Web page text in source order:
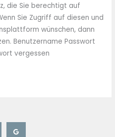
die Sie berechtigt auf
Sie Zugriff auf diesen und
wünschen, dann
Benutzername Passwort
vergessen